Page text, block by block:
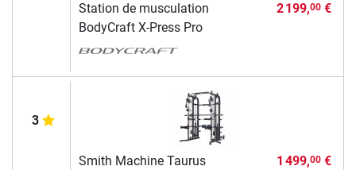
Station de musculation
BodyCraft X-Press Pro
2 199,00€
3
Smith Machine Taurus
1 499,00€